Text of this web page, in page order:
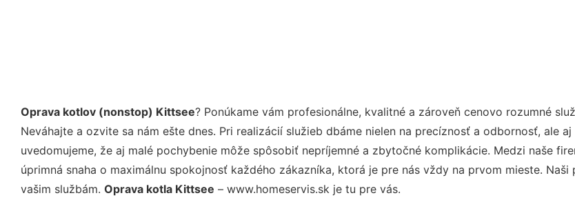
Oprava kotlov (nonstop) Kittsee? Ponúkame vám profesionálne, kvalitné a zároveň cenovo rozumné
Neváhajte a ozvite sa nám ešte dnes. Pri realizácií služieb dbáme nielen na precíznosť a odbornosť, ale
uvedomujeme, že aj malé pochybenie môže spôsobiť nepríjemné a zbytočné komplikácie. Medzi naše
úprimná snaha o maximálnu spokojnosť každého zákazníka, ktorá je pre nás vždy na prvom mieste.
vašim službám. Oprava kotla Kittsee – www.homeservis.sk je tu pre vás.